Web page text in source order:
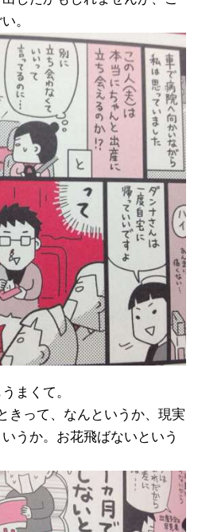
。
まくて。
きって、なんというか、現実
うか。お花飛ばないという